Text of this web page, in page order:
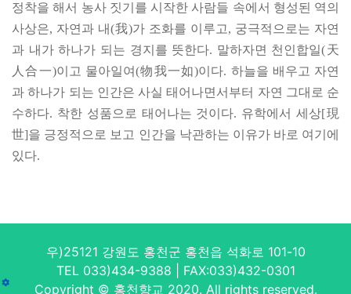
정착을 해서 농사 짓기를 시작한 사람들 속에서 형성된 역의
사상은, 자연과 내(我)가 조화를 이루고, 궁극적으로는 자연
과 내가 하나가 되는 경지를 뜻한다. 말하자면 천인합일(天
人合一)이고 물아일여(物我一如)이다. 하늘을 배우고 자연
과 하나가 되는 인간은 사실 태어나면서부터 자연 그대로 순
수하다. 착한 성품으로 태어나는 것이다. 유학에서 세상[現
世]을 긍정적으로 보고 인간을 낙관하는 이유가 바로 여기에
있다.
우)25121 강원도 홍천군 홍천읍 석화로 101-10
TEL 033)434-9388 | FAX:033)432-0301
Copyright © 홍천향교 2020. All rights reserved.